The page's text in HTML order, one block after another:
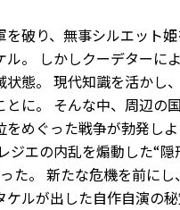
を破り、無事シルエット
ル。 しかしクーデターに
状態。 現代知識を活かし
とに。 そんな中、周辺の
をめぐった戦争が勃発し
ジエの内乱を煽動した“隠
た。 新たな危機を前にし
ルが出した自作自演の秘策